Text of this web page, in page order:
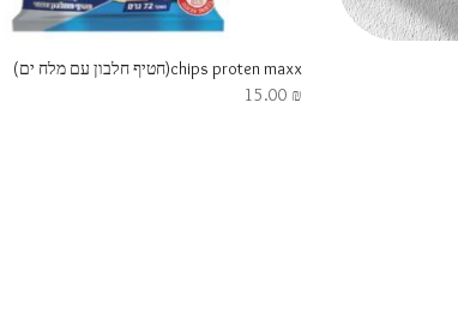
chips proten maxx(חטיף חלבון עם מלח ים)
15.00 ₪